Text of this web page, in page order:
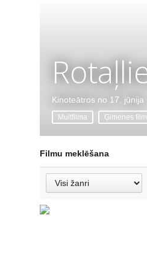
Kinoteātros no 17. jūnija
Multfilma Ģimenes
Filmu meklēšana